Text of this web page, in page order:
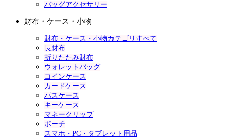
バッグアクセサリー
財布・ケース・小物
財布・ケース・小物カテゴリすべて
長財布
折りたたみ財布
ウォレットバッグ
コインケース
カードケース
パスケース
キーケース
マネークリップ
ポーチ
スマホ・PC・タブレット用品